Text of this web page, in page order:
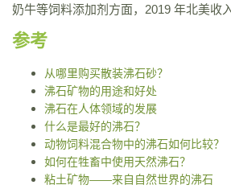
奶牛等饲料添加剂方面，2019 年北美收
参考
从哪里购买散装沸石砂？
沸石矿物的用途和好处
沸石在人体领域的发展
什么是最好的沸石？
动物饲料混合物中的沸石如何比较？
如何在牲畜中使用天然沸石？
粘土矿物——来自自然世界的沸石